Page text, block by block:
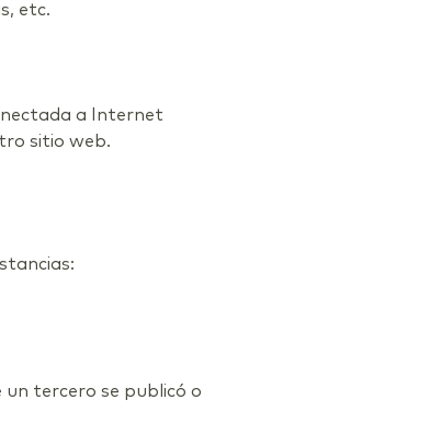
etc.
a Internet
sitio web.
tercero se publicó o